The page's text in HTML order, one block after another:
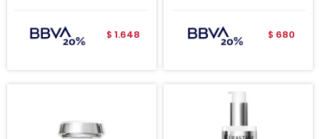
$ 1.648 $ 680